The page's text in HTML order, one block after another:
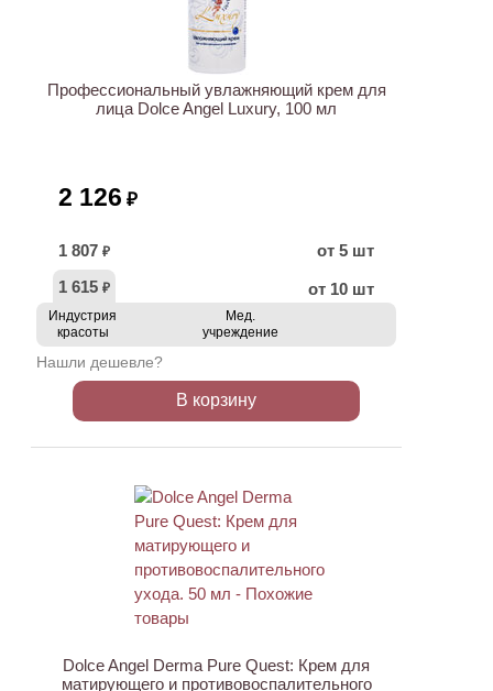
Профессиональный увлажняющий крем для
лица Dolce Angel Luxury, 100 мл
2 126 ₽
1 807 ₽
от 5 шт
1 615 ₽ от 10 шт
Индустрия
красоты
Мед.
учреждение
Нашли дешевле?
В корзину
Dolce Angel Derma Pure Quest: Крем для
матирующего и противовоспалительного